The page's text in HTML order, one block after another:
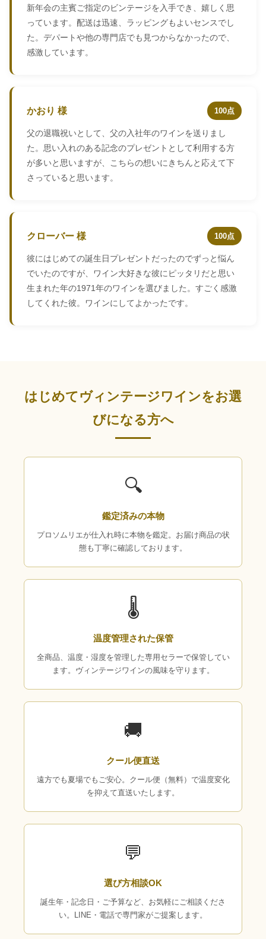
新年会の主賓ご指定のビンテージを入手でき、嬉しく思
っています。配送は迅速、ラッピングもよいセンスでし
た。デパートや他の専門店でも見つからなかったので、
感激しています。
かおり 様 100点
父の退職祝いとして、父の入社年のワインを送りまし
た。思い入れのある記念のプレゼントとして利用する方
が多いと思いますが、こちらの想いにきちんと応えて下
さっていると思います。
クローバー 様 100点
彼にはじめての誕生日プレゼントだったのでずっと悩ん
でいたのですが、ワイン大好きな彼にピッタリだと思い
生まれた年の1971年のワインを選びました。すごく感激
してくれた彼。ワインにしてよかったです。
はじめてヴィンテージワインをお選
びになる方へ
🔍
鑑定済みの本物
プロソムリエが仕入れ時に本物を鑑定。お届け商品の状
態も丁寧に確認しております。
🌡
温度管理された保管
全商品、温度・湿度を管理した専用セラーで保管してい
ます。ヴィンテージワインの風味を守ります。
🚚
クール便直送
遠方でも夏場でもご安心。クール便（無料）で温度変化
を抑えて直送いたします。
💬
選び方相談OK
誕生年・記念日・ご予算など、お気軽にご相談くださ
い。LINE・電話で専門家がご提案します。